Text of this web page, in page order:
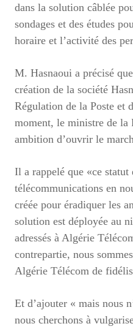
dans la solution câblée
sondages et des études
horaire et l’activité des
M. Hasnaoui a précisé
création de la société
Régulation de la Poste et
moment, le ministre de la
ambition d’ouvrir le
Il a rappelé que «ce statut
télécommunications en
créée pour éradiquer les
solution est déployée au
adressés à Algérie
contrepartie, nous
Algérie Télécom de
Et d’ajouter « mais nous
nous cherchons à